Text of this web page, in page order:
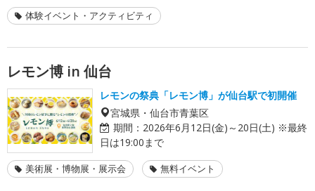
体験イベント・アクティビティ
レモン博 in 仙台
レモンの祭典「レモン博」が仙台駅で初開催
宮城県・仙台市青葉区
期間： 2026年6月12日(金)～20日(土) ※最終
日は19:00まで
美術展・博物展・展示会 無料イベント